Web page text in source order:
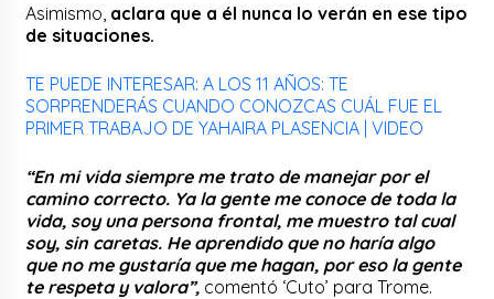
Asimismo, aclara que a él nunca lo verán en ese tipo
de situaciones.
TE PUEDE INTERESAR: A LOS 11 AÑOS: TE
SORPRENDERÁS CUANDO CONOZCAS CUÁL FUE EL
PRIMER TRABAJO DE YAHAIRA PLASENCIA | VIDEO
“En mi vida siempre me trato de manejar por el
camino correcto. Ya la gente me conoce de toda la
vida, soy una persona frontal, me muestro tal cual
soy, sin caretas. He aprendido que no haría algo
que no me gustaría que me hagan, por eso la gente
te respeta y valora”, comentó ‘Cuto’ para Trome.